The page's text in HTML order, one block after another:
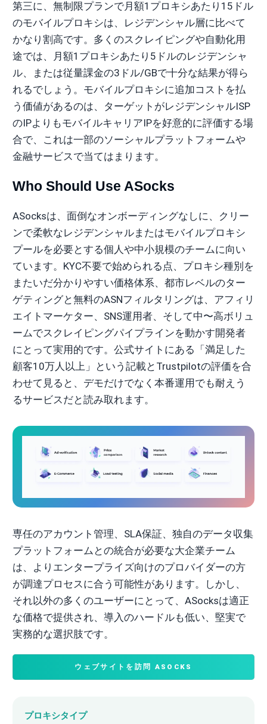
第三に、無制限プランで月額1プロキシあたり15ドル
のモバイルプロキシは、レジデンシャル層に比べて
かなり割高です。多くのスクレイピングや自動化用
途では、月額1プロキシあたり5ドルのレジデンシャ
ル、または従量課金の3ドル/GBで十分な結果が得ら
れるでしょう。モバイルプロキシに追加コストを払
う価値があるのは、ターゲットがレジデンシャルISP
のIPよりもモバイルキャリアIPを好意的に評価する場
合で、これは一部のソーシャルプラットフォームや
金融サービスで当てはまります。
Who Should Use ASocks
ASocksは、面倒なオンボーディングなしに、クリー
ンで柔軟なレジデンシャルまたはモバイルプロキシ
プールを必要とする個人や中小規模のチームに向い
ています。KYC不要で始められる点、プロキシ種別を
またいだ分かりやすい価格体系、都市レベルのター
ゲティングと無料のASNフィルタリングは、アフィリ
エイトマーケター、SNS運用者、そして中〜高ボリュ
ームでスクレイピングパイプラインを動かす開発者
にとって実用的です。公式サイトにある「満足した
顧客10万人以上」という記載とTrustpilotの評価を合
わせて見ると、デモだけでなく本番運用でも耐えう
るサービスだと読み取れます。
専任のアカウント管理、SLA保証、独自のデータ収集
プラットフォームとの統合が必要な大企業チーム
は、よりエンタープライズ向けのプロバイダーの方
が調達プロセスに合う可能性があります。しかし、
それ以外の多くのユーザーにとって、ASocksは適正
な価格で提供され、導入のハードルも低い、堅実で
実務的な選択肢です。
ウェブサイトを訪問 ASOCKS
プロキシタイプ